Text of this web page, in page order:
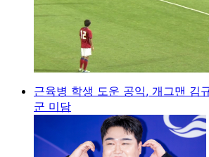
근육병 학생 도운 공익, 개그맨 김
군 미담